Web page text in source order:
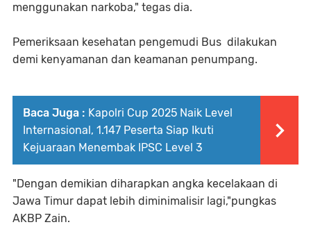
menggunakan narkoba," tegas dia.
Pemeriksaan kesehatan pengemudi Bus dilakukan
demi kenyamanan dan keamanan penumpang.
Baca Juga : Kapolri Cup 2025 Naik Level
Internasional, 1.147 Peserta Siap Ikuti
Kejuaraan Menembak IPSC Level 3
"Dengan demikian diharapkan angka kecelakaan di
Jawa Timur dapat lebih diminimalisir lagi,"pungkas
AKBP Zain.